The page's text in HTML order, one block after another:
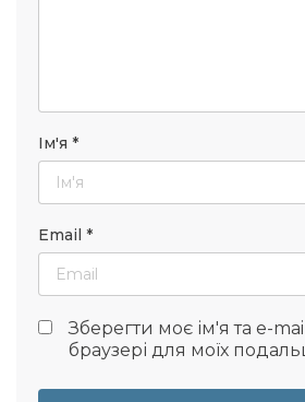
Ім'я *
Email *
Зберегти моє ім'я та e-
браузері для моїх